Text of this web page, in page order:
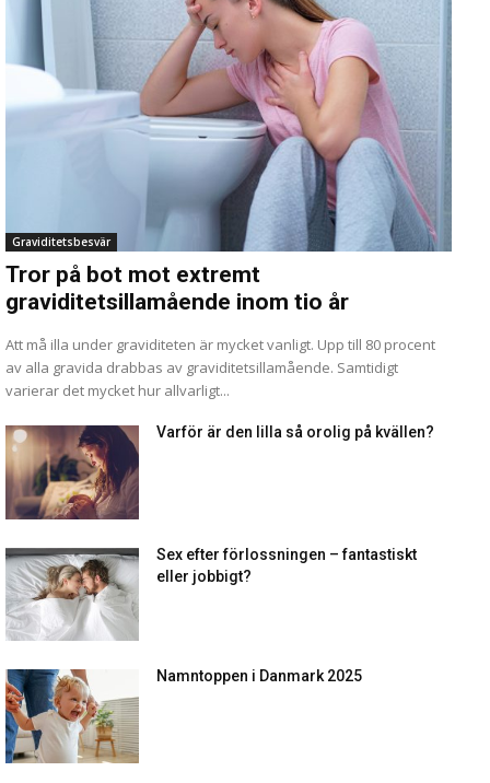
Graviditetsbesvär
Tror på bot mot extremt
graviditetsillamående inom tio år
Att må illa under graviditeten är mycket vanligt. Upp till 80 procent
av alla gravida drabbas av graviditetsillamående. Samtidigt
varierar det mycket hur allvarligt...
Varför är den lilla så orolig på kvällen?
Sex efter förlossningen – fantastiskt
eller jobbigt?
Namntoppen i Danmark 2025